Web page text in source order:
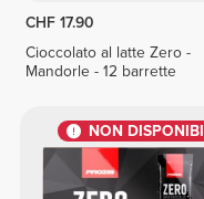
CHF 17.90
Cioccolato al latte Zero -
Mandorle - 12 barrette
NON